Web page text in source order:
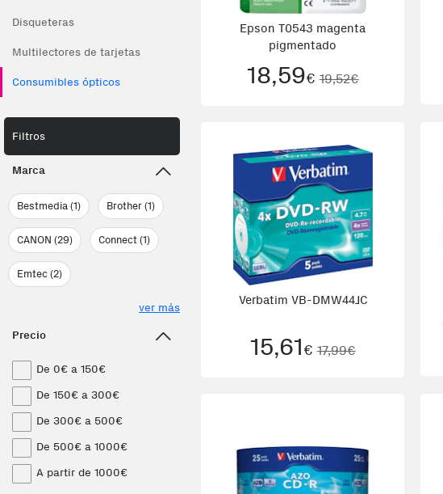
Disqueteras
Multilectores de tarjetas
Consumibles ópticos
Filtros
Marca
Bestmedia (1) Brother (1)
CANON (29) Connect (1)
Emtec (2)
ver más
Precio
De 0€ a 150€
De 150€ a 300€
De 300€ a 500€
De 500€ a 1000€
A partir de 1000€
Epson T0543 magenta
pigmentado
18,59€ 19,52€
Verbatim VB-DMW44JC
15,61€ 17,99€